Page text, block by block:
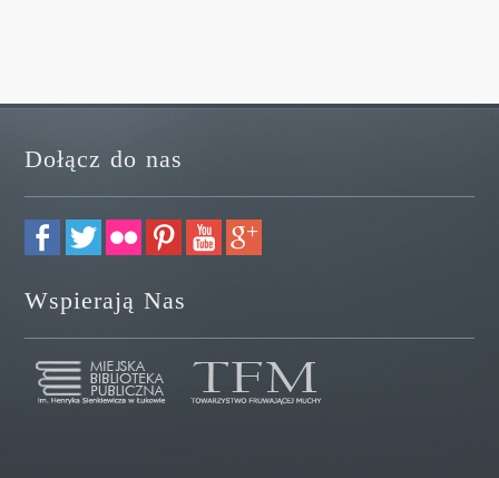
Dołącz do nas
Wspierają Nas